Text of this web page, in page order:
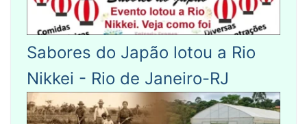
Sabores do Japão lotou a Rio
Nikkei - Rio de Janeiro-RJ